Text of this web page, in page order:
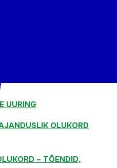
UURING
OLUKORD
– TÕENDID,